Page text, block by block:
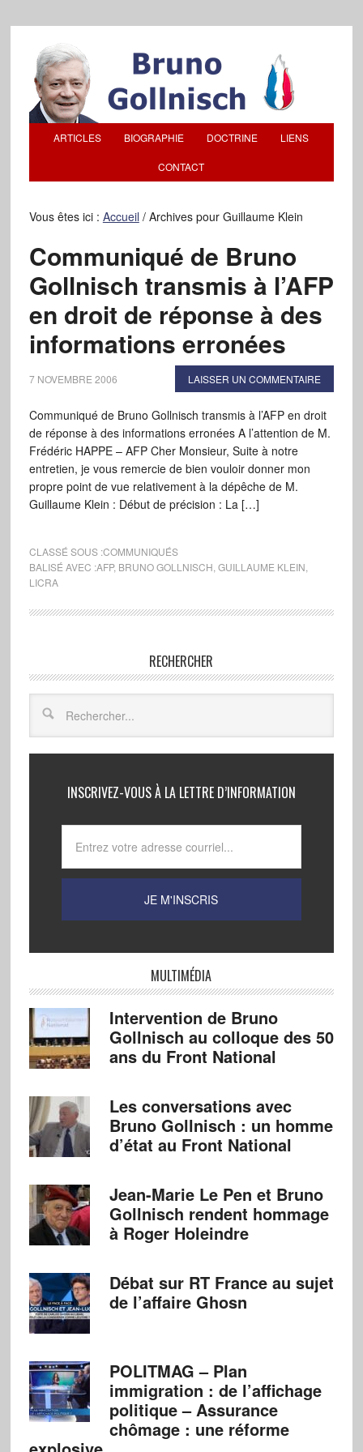
ARTICLES BIOGRAPHIE DOCTRINE LIENS
CONTACT
Vous êtes ici : Accueil /Archives pour Guillaume Klein
Communiqué de Bruno
Gollnisch transmis à l’AFP
en droit de réponse à des
informations erronées
7 NOVEMBRE 2006 LAISSER UN COMMENTAIRE
Communiqué de Bruno Gollnisch transmis à l’AFP en droit
de réponse à des informations erronées A l’attention de M.
Frédéric HAPPE – AFP Cher Monsieur, Suite à notre
entretien, je vous remercie de bien vouloir donner mon
propre point de vue relativement à la dépêche de M.
Guillaume Klein : Début de précision : La […]
CLASSÉ SOUS :COMMUNIQUÉS
BALISÉ AVEC :AFP, BRUNO GOLLNISCH GUILLAUME KLEIN
LICRA
RECHERCHER
INSCRIVEZ-VOUS À LA LETTRE D’INFORMATION
MULTIMÉDIA
Intervention de Bruno
Gollnisch au colloque des 50
ans du Front National
Les conversations avec
Bruno Gollnisch : un homme
d’état au Front National
Jean-Marie Le Pen et Bruno
Gollnisch rendent hommage
à Roger Holeindre
Débat sur RT France au sujet
de l’affaire Ghosn
POLITMAG – Plan
immigration : de l’affichage
politique – Assurance
chômage : une réforme